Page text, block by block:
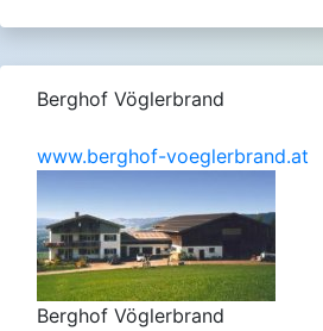
Berghof Vöglerbrand
www.berghof-voeglerbrand.at
Berghof Vöglerbrand